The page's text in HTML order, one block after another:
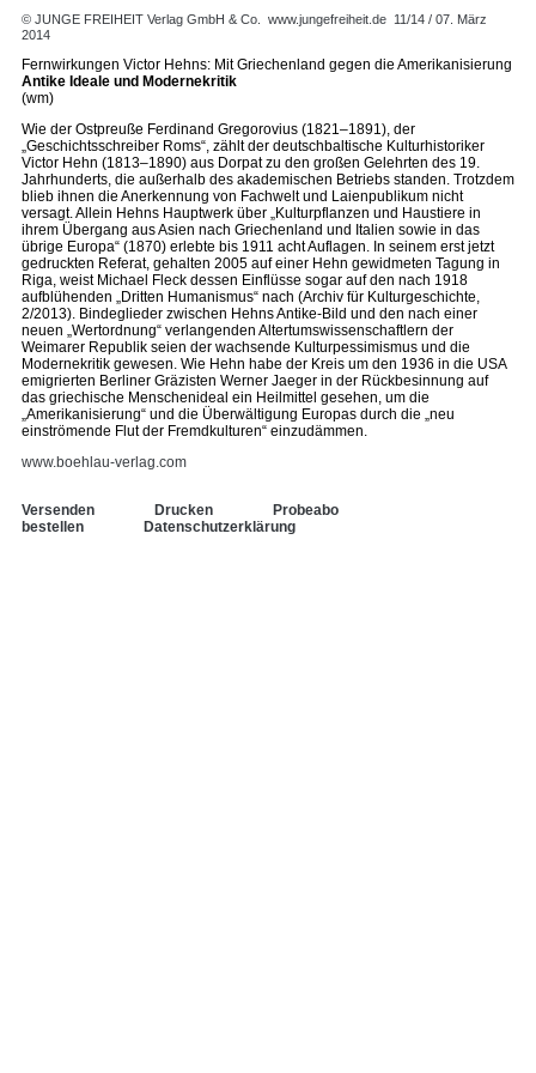
© JUNGE FREIHEIT Verlag GmbH & Co. www.jungefreiheit.de 11/14 / 07. März
2014
Fernwirkungen Victor Hehns: Mit Griechenland gegen die Amerikanisierung
Antike Ideale und Modernekritik
(wm)
Wie der Ostpreuße Ferdinand Gregorovius (1821–1891), der
„Geschichtsschreiber Roms“, zählt der deutschbaltische Kulturhistoriker
Victor Hehn (1813–1890) aus Dorpat zu den großen Gelehrten des 19.
Jahrhunderts, die außerhalb des akademischen Betriebs standen. Trotzdem
blieb ihnen die Anerkennung von Fachwelt und Laienpublikum nicht
versagt. Allein Hehns Hauptwerk über „Kulturpflanzen und Haustiere in
ihrem Übergang aus Asien nach Griechenland und Italien sowie in das
übrige Europa“ (1870) erlebte bis 1911 acht Auflagen. In seinem erst jetzt
gedruckten Referat, gehalten 2005 auf einer Hehn gewidmeten Tagung in
Riga, weist Michael Fleck dessen Einflüsse sogar auf den nach 1918
aufblühenden „Dritten Humanismus“ nach (Archiv für Kulturgeschichte,
2/2013). Bindeglieder zwischen Hehns Antike-Bild und den nach einer
neuen „Wertordnung“ verlangenden Altertumswissenschaftlern der
Weimarer Republik seien der wachsende Kulturpessimismus und die
Modernekritik gewesen. Wie Hehn habe der Kreis um den 1936 in die USA
emigrierten Berliner Gräzisten Werner Jaeger in der Rückbesinnung auf
das griechische Menschenideal ein Heilmittel gesehen, um die
„Amerikanisierung“ und die Überwältigung Europas durch die „neu
einströmende Flut der Fremdkulturen“ einzudämmen.
www.boehlau-verlag.com
Versenden Drucken
Probeabo
bestellen
Datenschutzerklärung